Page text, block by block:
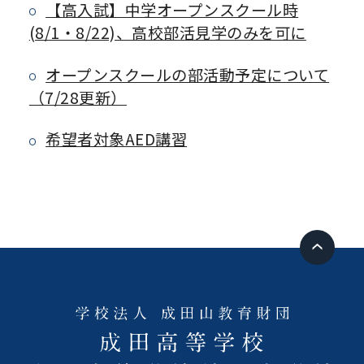
【高入試】中学オープンスクール時
(8/1・8/22)、高校部活見学のみを可に
オープンスクールの部活動予定について
（7/28更新）
希望者対象AED講習